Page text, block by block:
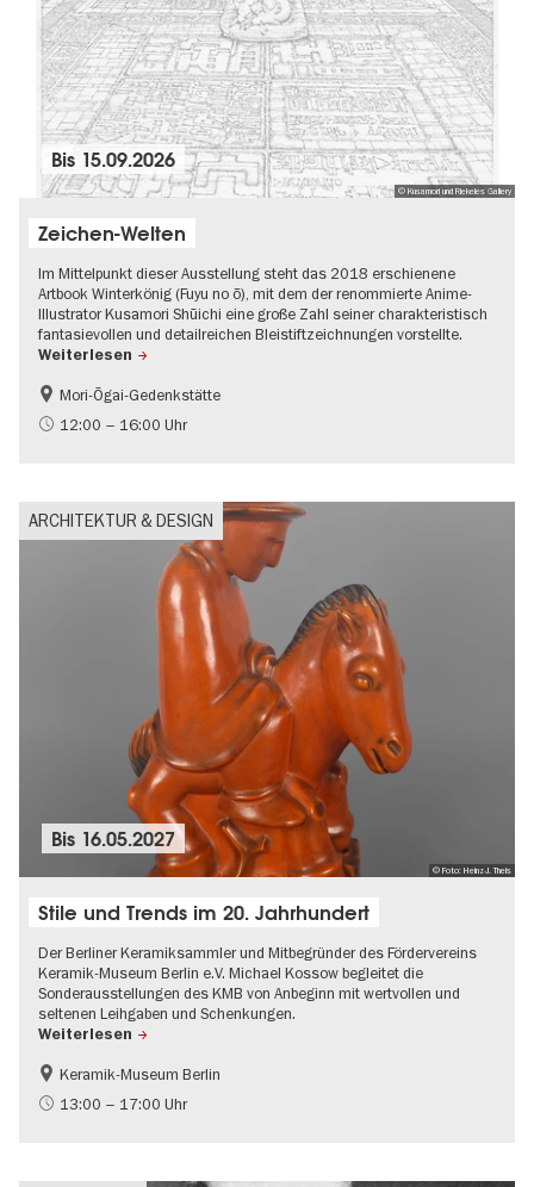
© Kusamori und Riekeles Gallery
Bis 15.09.2026
Zeichen-Welten
Im Mittelpunkt dieser Ausstellung steht das 2018 erschienene
Artbook Winterkönig (Fuyu no ō), mit dem der renommierte Anime-
Illustrator Kusamori Shūichi eine große Zahl seiner charakteristisch
fantasievollen und detailreichen Bleistiftzeichnungen vorstellte.
Weiterlesen
Mode und Design
Stadtentwicklung + Architektur
Mori-Ōgai-Gedenkstätte
12:00 – 16:00 Uhr
ARCHITEKTUR & DESIGN
© Foto: Heinz-J. Theis
Bis 16.05.2027
Stile und Trends im 20. Jahrhundert
Der Berliner Keramiksammler und Mitbegründer des Fördervereins
Keramik-Museum Berlin e.V. Michael Kossow begleitet die
Sonderausstellungen des KMB von Anbeginn mit wertvollen und
seltenen Leihgaben und Schenkungen.
Weiterlesen
Geschichte
Mode und Design
Keramik-Museum Berlin
13:00 – 17:00 Uhr